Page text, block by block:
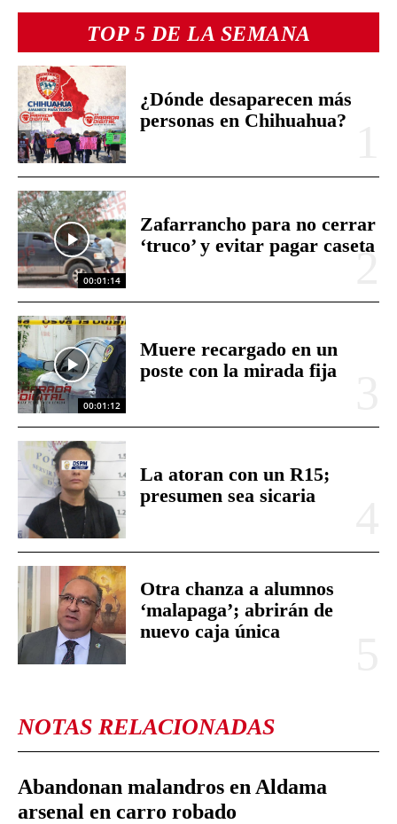
TOP 5 DE LA SEMANA
¿Dónde desaparecen más
personas en Chihuahua?
00:01:14
Zafarrancho para no cerrar
‘truco’ y evitar pagar caseta
00:01:12
Muere recargado en un
poste con la mirada fija
La atoran con un R15;
presumen sea sicaria
Otra chanza a alumnos
‘malapaga’; abrirán de
nuevo caja única
NOTAS RELACIONADAS
Abandonan malandros en Aldama
arsenal en carro robado